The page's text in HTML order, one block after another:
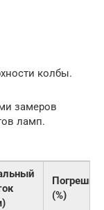
колбы.
замеров
ламп.
(%)